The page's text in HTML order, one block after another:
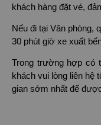
khách hàng đặt vé,
Nếu đi tại Văn phòng,
30 phút giờ xe xuất
Trong trường hợp có
khách vui lòng liên hệ
gian sớm nhất để